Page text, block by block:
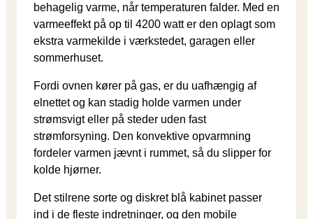
behagelig varme, når temperaturen falder. Med en
varmeeffekt på op til 4200 watt er den oplagt som
ekstra varmekilde i værkstedet, garagen eller
sommerhuset.
Fordi ovnen kører på gas, er du uafhængig af
elnettet og kan stadig holde varmen under
strømsvigt eller på steder uden fast
strømforsyning. Den konvektive opvarmning
fordeler varmen jævnt i rummet, så du slipper for
kolde hjørner.
Det stilrene sorte og diskret blå kabinet passer
ind i de fleste indretninger, og den mobile